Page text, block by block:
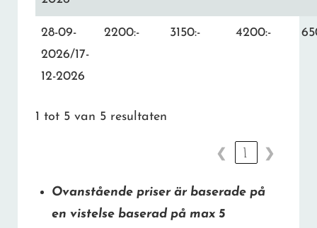
28-09-
2026/17-
12-2026
2200:- 3150:- 4200:-
1 tot 5 van 5 resultaten
❮ 1 ❯
Ovanstående priser är baserade på
en vistelse baserad på max 5